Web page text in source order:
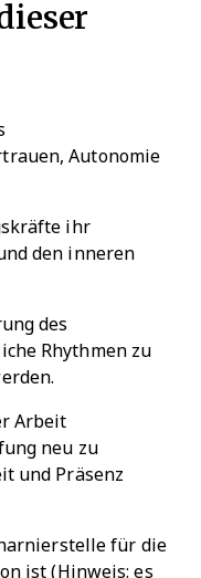
Autonomie
ihr
den inneren
des
Rhythmen zu
Arbeit
neu zu
und Präsenz
für die
ist (Hinweis: es